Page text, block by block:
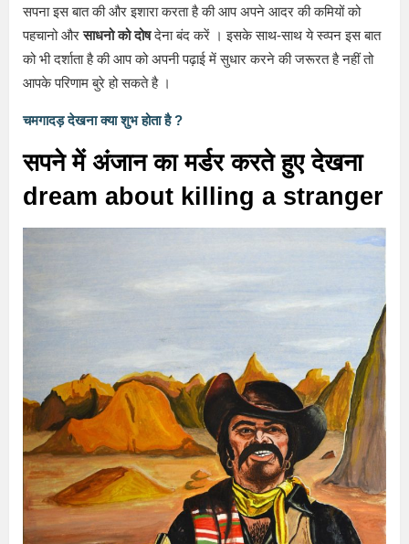
सपना इस बात की और इशारा करता है की आप अपने आदर की कमियों को
पहचानो औरसाधनो को दोषदेना बंद करें । इसके साथ-साथ ये स्व्पन इस बात
को भी दर्शाता है की आप को अपनी पढ़ाई में सुधार करने की जरूरत है नहीं तो
आपके परिणाम बुरे हो सकते है ।
चमगादड़ देखना क्या शुभ होता है ?
सपने में अंजान का मर्डर करते हुए देखना
dream about killing a stranger